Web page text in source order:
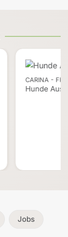
CARINA -
Hunde
Jobs